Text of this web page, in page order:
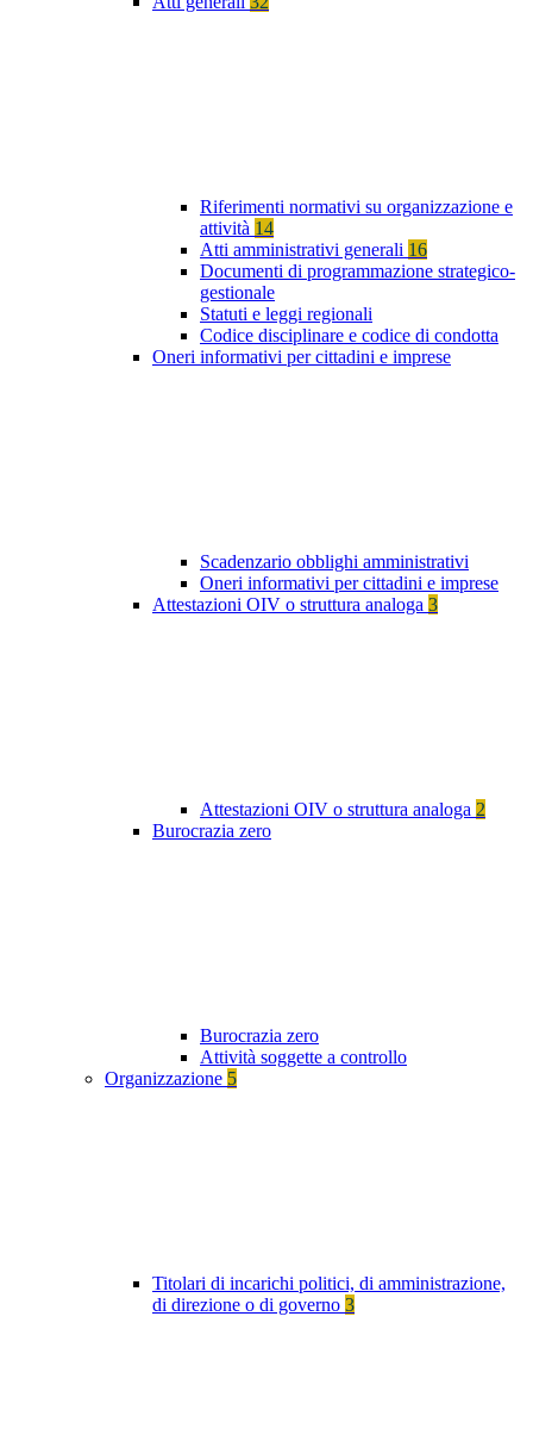
Riferimenti normativi su organizzazione e
attività 14
Atti amministrativi generali 16
Documenti di programmazione strategico-
gestionale
Statuti e leggi regionali
Codice disciplinare e codice di condotta
Oneri informativi per cittadini e imprese
Scadenzario obblighi amministrativi
Oneri informativi per cittadini e imprese
Attestazioni OIV o struttura analoga 3
Attestazioni OIV o struttura analoga 2
Burocrazia zero
Burocrazia zero
Attività soggette a controllo
Organizzazione 5
Titolari di incarichi politici, di amministrazione,
di direzione o di governo 3